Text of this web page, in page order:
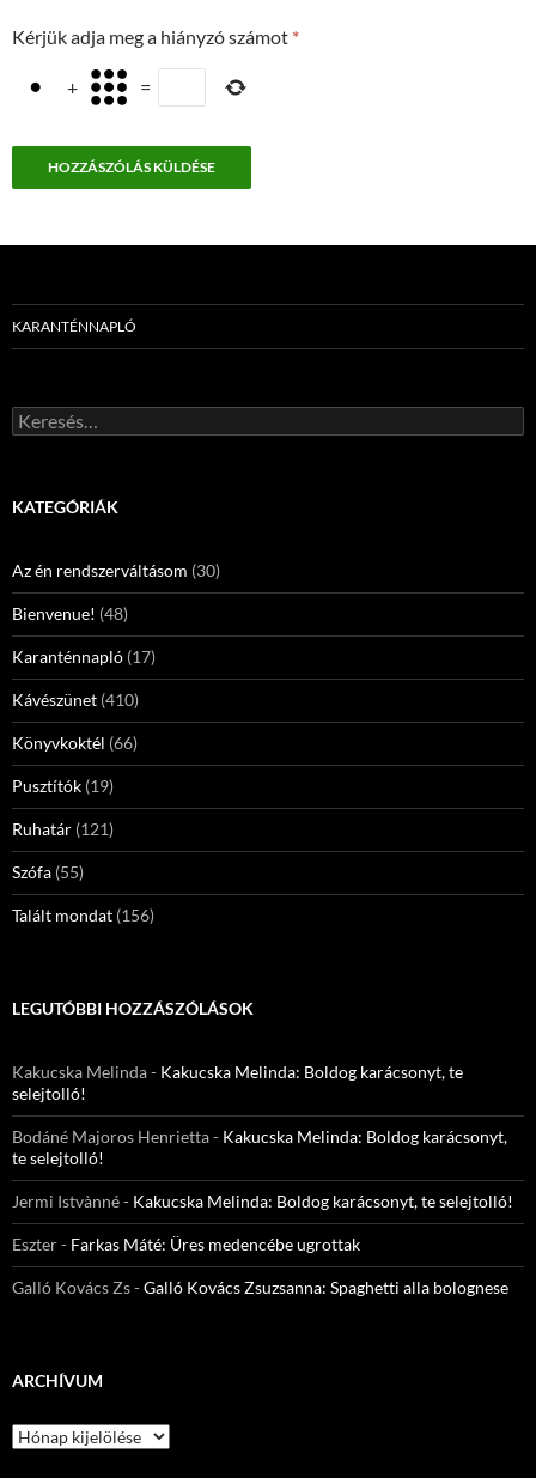
Kérjük adja meg a hiányzó számot *
+ =
KARANTÉNNAPLÓ
Keresés:
KATEGÓRIÁK
Az én rendszerváltásom (30)
Bienvenue! (48)
Karanténnapló (17)
Kávészünet (410)
Könyvkoktél (66)
Pusztítók (19)
Ruhatár (121)
Szófa (55)
Talált mondat (156)
LEGUTÓBBI HOZZÁSZÓLÁSOK
Kakucska Melinda- Kakucska Melinda: Boldog karácsonyt, te
selejtolló!
Bodáné Majoros Henrietta- Kakucska Melinda: Boldog karácsonyt,
te selejtolló!
Jermi Istvànné- Kakucska Melinda: Boldog karácsonyt, te selejtolló!
Eszter- Farkas Máté: Üres medencébe ugrottak
Galló Kovács Zs-Galló Kovács Zsuzsanna: Spaghetti alla bolognese
ARCHÍVUM
Archívum